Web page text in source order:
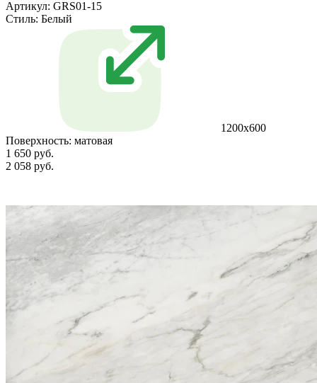
Артикул: GRS01-15
Стиль: Белый
1200х600
Поверхность: матовая
1 650 руб.
2 058 руб.